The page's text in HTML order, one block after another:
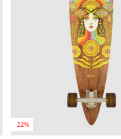
-22%